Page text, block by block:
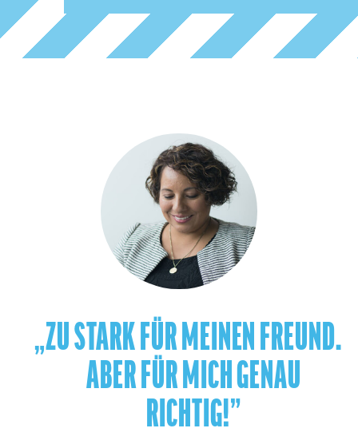
„ZU STARK FÜR MEINEN FREUND.
ABER FÜR MICH GENAU
RICHTIG!”